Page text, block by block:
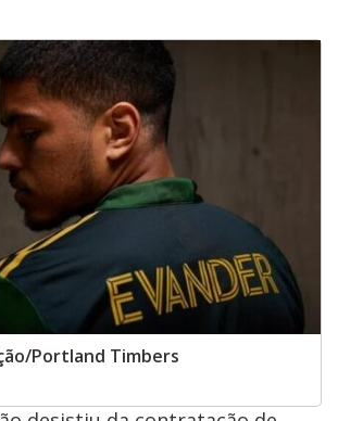
Portland Timbers